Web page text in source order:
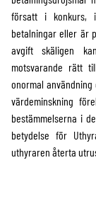
försatt i konkurs,
betalningar eller är
avgift skäligen
motsvarande rätt
onormal
värdeminskning
bestämmelserna i
betydelse för
uthyraren återta